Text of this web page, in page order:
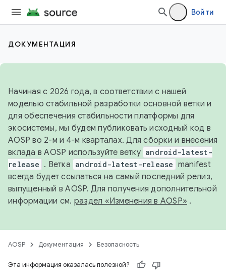
Войти
ДОКУМЕНТАЦИЯ
Начиная с 2026 года, в соответствии с нашей
моделью стабильной разработки основной ветки и
для обеспечения стабильности платформы для
экосистемы, мы будем публиковать исходный код в
AOSP во 2-м и 4-м кварталах. Для сборки и внесения
вклада в AOSP используйте ветку android-latest-
release . Ветка android-latest-release manifest
всегда будет ссылаться на самый последний релиз,
выпущенный в AOSP. Для получения дополнительной
информации см. раздел «Изменения в AOSP» .
AOSP Документация Безопасность
Эта информация оказалась полезной?